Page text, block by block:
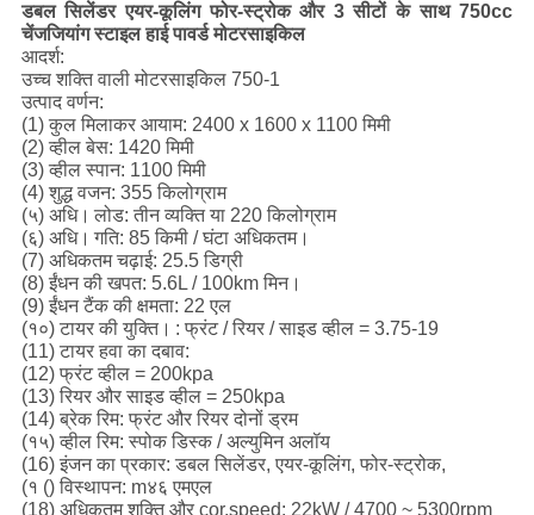
डबल सिलेंडर एयर-कूलिंग फोर-स्ट्रोक और 3 सीटों के साथ 750cc
चेंजजियांग स्टाइल हाई पावर्ड मोटरसाइकिल
आदर्श:
उच्च शक्ति वाली मोटरसाइकिल 750-1
उत्पाद वर्णन:
(1) कुल मिलाकर आयाम: 2400 x 1600 x 1100 मिमी
(2) व्हील बेस: 1420 मिमी
(3) व्हील स्पान: 1100 मिमी
(4) शुद्ध वजन: 355 किलोग्राम
(५) अधि। लोड: तीन व्यक्ति या 220 किलोग्राम
(६) अधि। गति: 85 किमी / घंटा अधिकतम।
(7) अधिकतम चढ़ाई: 25.5 डिग्री
(8) ईंधन की खपत: 5.6L / 100km मिन।
(9) ईंधन टैंक की क्षमता: 22 एल
(१०) टायर की युक्ति। : फ्रंट / रियर / साइड व्हील = 3.75-19
(11) टायर हवा का दबाव:
(12) फ्रंट व्हील = 200kpa
(13) रियर और साइड व्हील = 250kpa
(14) ब्रेक रिम: फ्रंट और रियर दोनों ड्रम
(१५) व्हील रिम: स्पोक डिस्क / अल्युमिन अलॉय
(16) इंजन का प्रकार: डबल सिलेंडर, एयर-कूलिंग, फोर-स्ट्रोक,
(१ () विस्थापन: m४६ एमएल
(18) अधिकतम शक्ति और cor.speed: 22kW / 4700 ~ 5300rpm